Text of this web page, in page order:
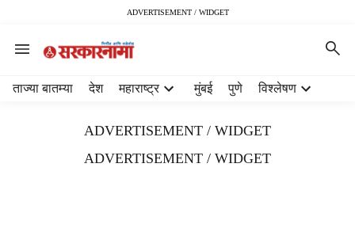
ADVERTISEMENT / WIDGET
ताज्या बातम्या देश महाराष्ट्र मुंबई पुणे विश्लेषण
ADVERTISEMENT / WIDGET
ADVERTISEMENT / WIDGET